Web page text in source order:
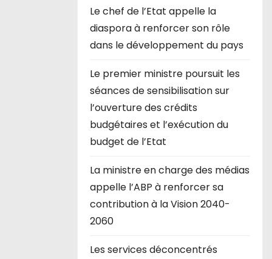
Le chef de l’Etat appelle la
diaspora à renforcer son rôle
dans le développement du pays
Le premier ministre poursuit les
séances de sensibilisation sur
l’ouverture des crédits
budgétaires et l’exécution du
budget de l’Etat
La ministre en charge des médias
appelle l’ABP à renforcer sa
contribution à la Vision 2040-
2060
Les services déconcentrés